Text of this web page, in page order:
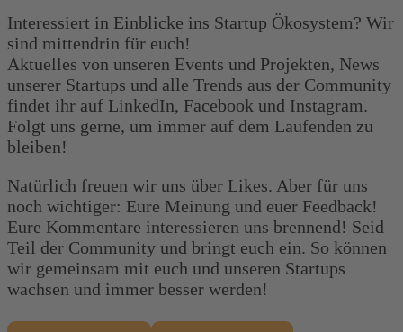
Interessiert in Einblicke ins Startup Ökosystem? Wir
sind mittendrin für euch!
Aktuelles von unseren Events und Projekten, News
unserer Startups und alle Trends aus der Community
findet ihr auf LinkedIn, Facebook und Instagram.
Folgt uns gerne, um immer auf dem Laufenden zu
bleiben!
Natürlich freuen wir uns über Likes. Aber für uns
noch wichtiger: Eure Meinung und euer Feedback!
Eure Kommentare interessieren uns brennend! Seid
Teil der Community und bringt euch ein. So können
wir gemeinsam mit euch und unseren Startups
wachsen und immer besser werden!